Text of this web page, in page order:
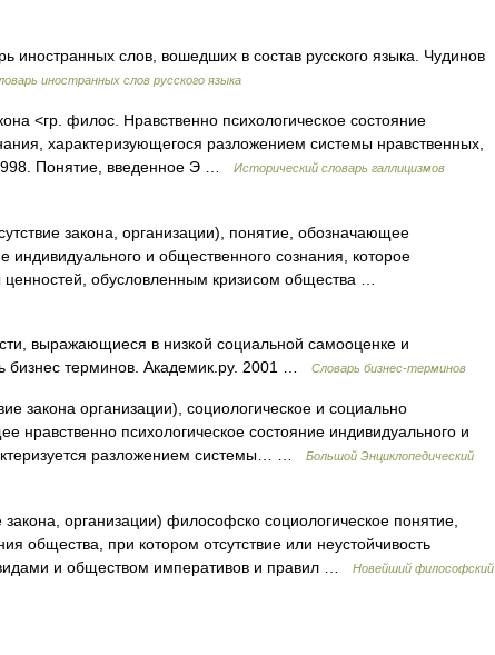
иностранных слов, вошедших в состав русского языка. Чудинов
иностранных слов русского языка
<гр. филос. Нравственно психологическое состояние
характеризующегося разложением системы нравственных,
Понятие, введенное Э …
Исторический словарь галлицизмов
закона, организации), понятие, обозначающее
индивидуального и общественного сознания, которое
ценностей, обусловленным кризисом общества …
выражающиеся в низкой социальной самооценке и
бизнес терминов. Академик.ру. 2001 …
Словарь бизнес-терминов
закона организации), социологическое и социально
нравственно психологическое состояние индивидуального и
разложением системы… …
Большой Энциклопедический
организации) философско социологическое понятие,
общества, при котором отсутствие или неустойчивость
и обществом императивов и правил …
Новейший философский